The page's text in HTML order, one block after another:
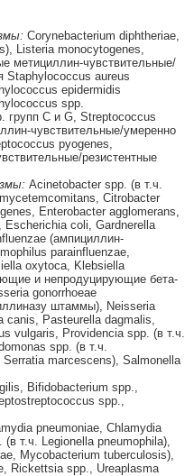
Corynebacterium diphtheriae,
Listeria monocytogenes,
метициллин-чувствительные/
Staphylococcus aureus
epidermidis
spp.
групп С и G, Streptococcus
чувствительные/умеренно
pyogenes,
резистентные
Acinetobacter spp. (в т.ч.
Citrobacter
Enterobacter agglomerans,
Escherichia coli, Gardnerella
(ампициллин-
parainfluenzae,
oxytoca, Klebsiella
и непродуцирующие бета-
gonorrhoeae
штаммы), Neisseria
canis, Pasteurella dagmalis,
vulgaris, Providencia spp. (в т.ч.
spp. (в т.ч.
marcescens), Salmonella
Bifidobacterium spp.,
spp.,
pneumoniae, Chlamydia
т.ч. Legionella pneumophila),
Mycobacterium tuberculosis),
Rickettsia spp., Ureaplasma